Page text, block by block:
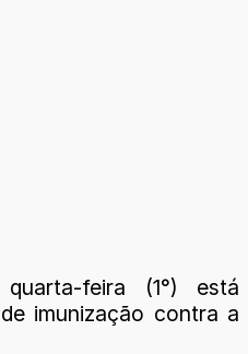
feira (1°) está
imunização contra a